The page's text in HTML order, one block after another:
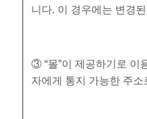
니다. 이 경우에는 변경
③ “몰”이 제공하기로 이
자에게 통지 가능한 주